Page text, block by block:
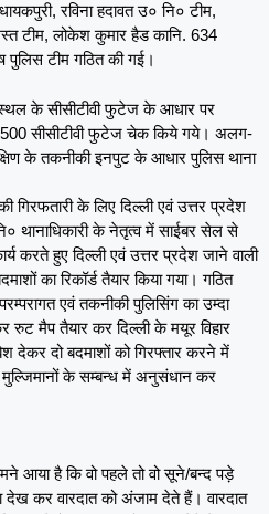
रविना हदावत उ० नि० टीम,
टीम, लोकेश कुमार हैड कानि. 634
पुलिस टीम गठित की गई।
के सीसीटीवी फुटेज के आधार पर
सीसीटीवी फुटेज चेक किये गये। अलग-
के तकनीकी इनपुट के आधार पुलिस थाना
गिरफतारी के लिए दिल्ली एवं उत्तर प्रदेश
थानाधिकारी के नेतृत्व में साईबर सेल से
करते हुए दिल्ली एवं उत्तर प्रदेश जाने वाली
का रिकॉर्ड तैयार किया गया। गठित
एवं तकनीकी पुलिसिंग का उम्दा
रुट मैप तैयार कर दिल्ली के मयूर विहार
देकर दो बदमाशों को गिरफ्तार करने में
के सम्बन्ध में अनुसंधान कर
आया है कि वो पहले तो वो सूने/बन्द पड़े
कर वारदात को अंजाम देते हैं। वारदात